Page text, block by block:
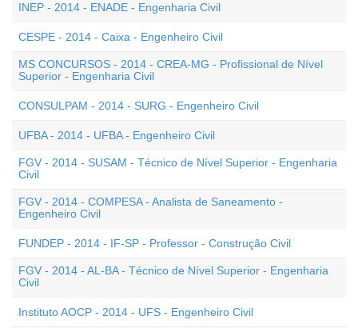
INEP - 2014 - ENADE - Engenharia Civil
CESPE - 2014 - Caixa - Engenheiro Civil
MS CONCURSOS - 2014 - CREA-MG - Profissional de Nível
Superior - Engenharia Civil
CONSULPAM - 2014 - SURG - Engenheiro Civil
UFBA - 2014 - UFBA - Engenheiro Civil
FGV - 2014 - SUSAM - Técnico de Nível Superior - Engenharia
Civil
FGV - 2014 - COMPESA - Analista de Saneamento -
Engenheiro Civil
FUNDEP - 2014 - IF-SP - Professor - Construção Civil
FGV - 2014 - AL-BA - Técnico de Nível Superior - Engenharia
Civil
Instituto AOCP - 2014 - UFS - Engenheiro Civil